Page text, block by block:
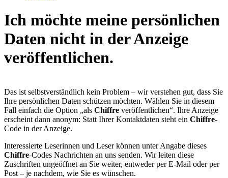
Ich möchte meine persönlichen
Daten nicht in der Anzeige
veröffentlichen.
Das ist selbstverständlich kein Problem – wir verstehen gut, dass Sie
Ihre persönlichen Daten schützen möchten. Wählen Sie in diesem
Fall einfach die Option „als Chiffre veröffentlichen“. Ihre Anzeige
erscheint dann anonym: Statt Ihrer Kontaktdaten steht ein Chiffre-
Code in der Anzeige.
Interessierte Leserinnen und Leser können unter Angabe dieses
Chiffre-Codes Nachrichten an uns senden. Wir leiten diese
Zuschriften ungeöffnet an Sie weiter, entweder per E-Mail oder per
Post – je nachdem, wie Sie es wünschen.